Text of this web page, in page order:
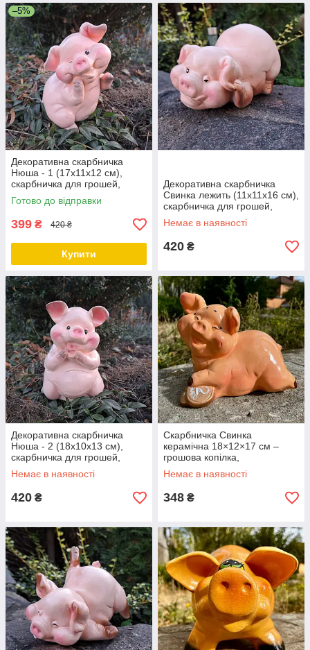
–5%
Декоративна скарбничка
Нюша - 1 (17х11х12 см),
скарбничка для грошей,
скарбничка у вигляді свинки
Готово до відправки
399 ₴ 420 ₴
Купити
Декоративна скарбничка
Свинка лежить (11х11х16 см),
скарбничка для грошей,
скарбничка у вигляді свинки
Немає в наявності
420 ₴
Декоративна скарбничка
Нюша - 2 (18х10х13 см),
скарбничка для грошей,
скарбничка у вигляді свинки
Немає в наявності
420 ₴
Скарбничка Свинка
керамічна 18×12×17 см –
грошова копілка,
декоративна свинка для
монет
Немає в наявності
348 ₴